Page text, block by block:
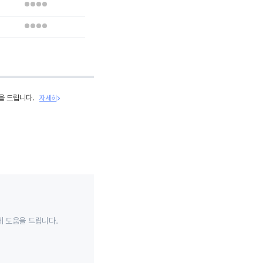
드립니다. 자세히
도움을 드립니다.